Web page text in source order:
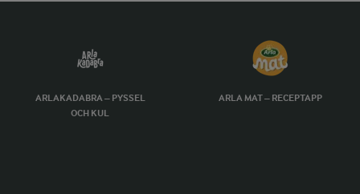
ARLAKADABRA – PYSSEL
OCH KUL
ARLA MAT – RECEPTAPP